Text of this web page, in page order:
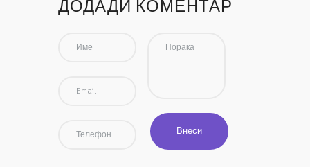
ДОДАДИ КОМЕНТАР